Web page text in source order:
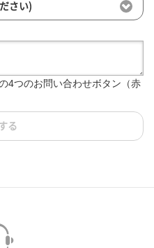
さい)
4つのお問い合わせボタン（赤
る